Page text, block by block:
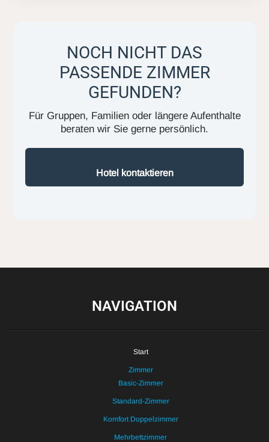
NOCH NICHT DAS
PASSENDE ZIMMER
GEFUNDEN?
Für Gruppen, Familien oder längere Aufenthalte
beraten wir Sie gerne persönlich.
Hotel kontaktieren
NAVIGATION
Start
Zimmer
Basic-Zimmer
Standard-Zimmer
Komfort Doppelzimmer
Mehrbettzimmer